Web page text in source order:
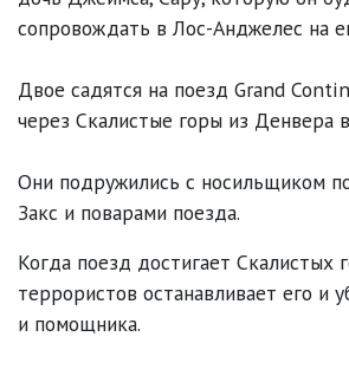
сопровождать в Лос-Анджелес на
Двое садятся на поезд Grand
через Скалистые горы из Денвера
Они подружились с носильщиком
Закс и поварами поезда.
Когда поезд достигает Скалистых
террористов останавливает его и
и помощника.